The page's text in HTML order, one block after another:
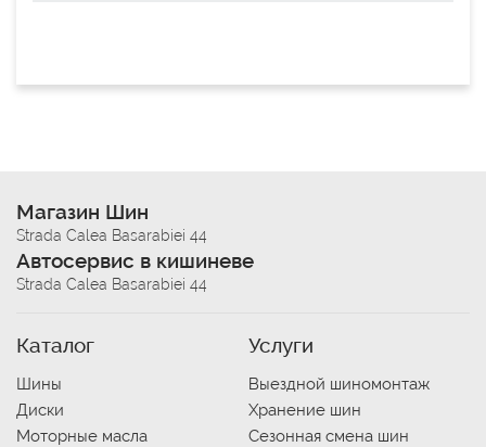
Магазин Шин
Strada Calea Basarabiei 44
Автосервис в кишиневе
Strada Calea Basarabiei 44
Каталог
Шины
Диски
Моторные масла
Услуги
Выездной шиномонтаж
Хранение шин
Сезонная смена шин